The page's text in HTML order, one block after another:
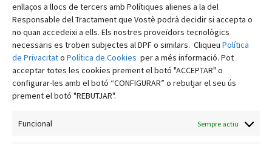
enllaços a llocs de tercers amb Polítiques alienes a la del
Responsable del Tractament que Vostè podrà decidir si accepta o
no quan accedeixi a ells. Els nostres proveïdors tecnològics
necessaris es troben subjectes al DPF o similars. Cliqueu Política
de Privacitato Política de Cookies per a més informació. Pot
acceptar totes les cookies prement el botó "ACCEPTAR" o
configurar-les amb el botó “CONFIGURAR” o rebutjar el seu ús
prement el botó "REBUTJAR".
Funcional Sempre actiu
febrer 2024
gener 2024
desembre 2023
novembre 2023
octubre 2023